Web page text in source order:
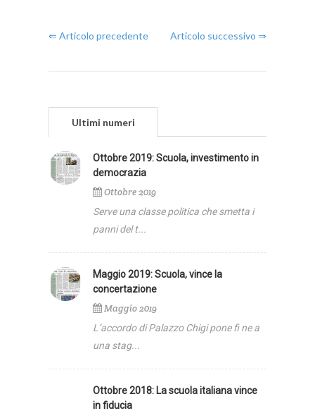
⇐ Articolo precedente Articolo successivo ⇒
Ultimi numeri
Ottobre 2019: Scuola, investimento in
democrazia
Ottobre 2019
Serve una classe politica che smetta i
panni del t...
Maggio 2019: Scuola, vince la
concertazione
Maggio 2019
L’accordo di Palazzo Chigi pone fi ne a
una stag...
Ottobre 2018: La scuola italiana vince
in fiducia